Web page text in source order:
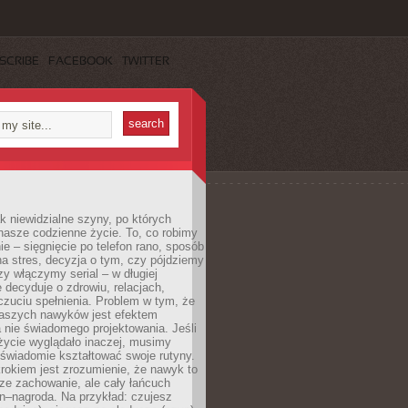
FACEBOOK TWITTER
niewidzialne szyny, po których
codzienne życie. To, co robimy
– sięgnięcie po telefon rano, sposób
stres, decyzja o tym, czy pójdziemy
włączymy serial – w długiej
decyduje o zdrowiu, relacjach,
spełnienia. Problem w tym, że
nawyków jest efektem
nie świadomego projektowania. Jeśli
wyglądało inaczej, musimy
kształtować swoje rutyny.
jest zrozumienie, że nawyk to
zachowanie, ale cały łańcuch
Na przykład: czujesz